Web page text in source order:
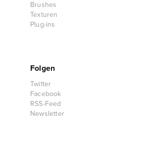
Brushes
Texturen
Plug-ins
Folgen
Twitter
Facebook
RSS-Feed
Newsletter